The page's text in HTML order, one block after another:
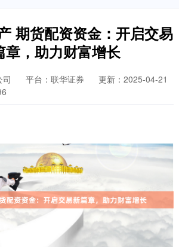
期货配资资金：开启交易
章，助力财富增长
平台：联华证券
更新：2025-04-21